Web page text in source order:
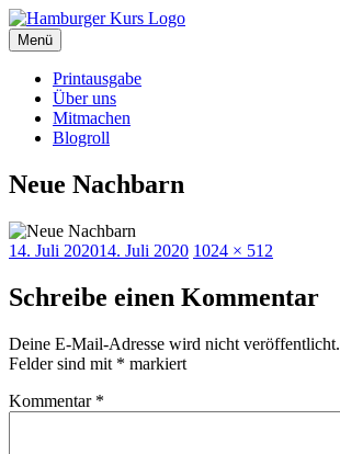
Zum
Inhalt
springen
Hamburger Kurs
SPD Hamburg Blog
Menü
Printausgabe
Über uns
Mitmachen
Blogroll
Neue Nachbarn
Veröffentlicht
14. Juli 202014. Juli 2020 Originalgröße
1024 × 512
Schreibe einen Kommentar
Deine E-Mail-Adresse wird nicht veröffentlicht.
Felder sind mit * markiert
Kommentar *